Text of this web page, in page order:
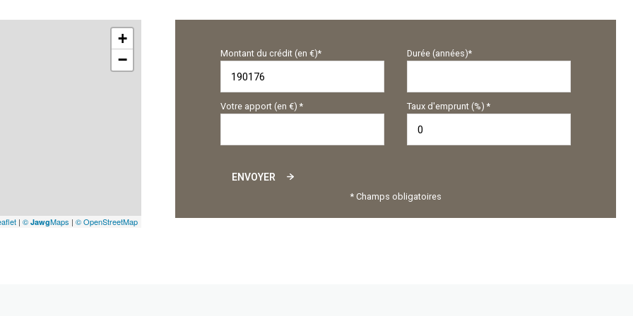
+
−
| © JawgMaps | © OpenStreetMap
Montant du crédit (en €)* Durée (années)*
Votre apport (en €) * Taux d'emprunt (%) *
ENVOYER
* Champs obligatoires